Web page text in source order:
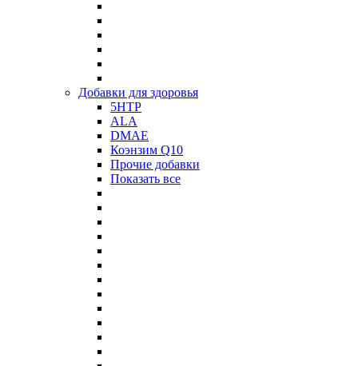
Добавки для здоровья
5HTP
ALA
DMAE
Коэнзим Q10
Прочие добавки
Показать все